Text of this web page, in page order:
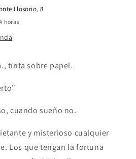
Llosorio, 8
horas
tinta sobre papel.
cuando sueño no.
y misterioso cualquier
Los que tengan la fortuna